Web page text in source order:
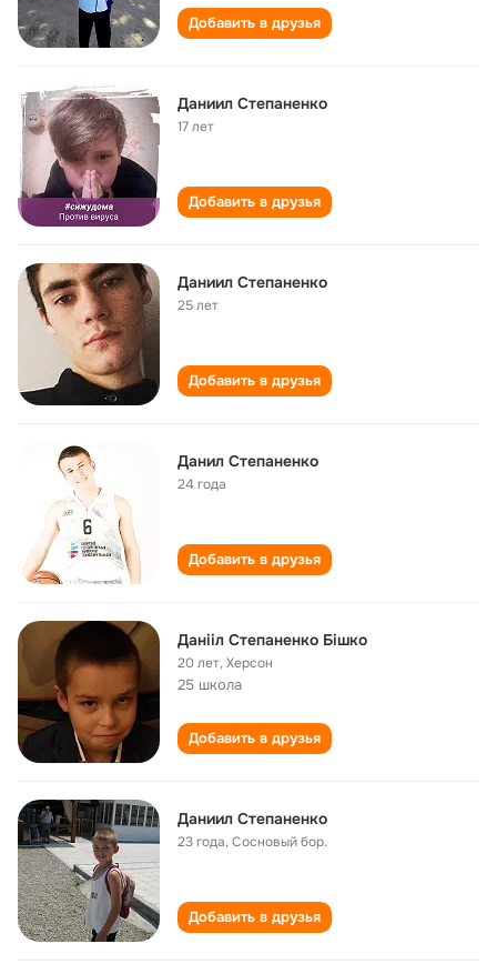
Добавить в друзья
Даниил Степаненко
17 лет
Добавить в друзья
Даниил Степаненко
25 лет
Добавить в друзья
Данил Степаненко
24 года
Добавить в друзья
Данііл Степаненко Бішко
20 лет,Херсон
25 школа
Добавить в друзья
Даниил Степаненко
23 года,Сосновый бор.
Добавить в друзья